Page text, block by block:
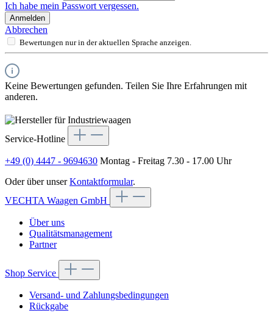
Ich habe mein Passwort vergessen.
Anmelden
Abbrechen
Bewertungen nur in der aktuellen Sprache anzeigen.
Keine Bewertungen gefunden. Teilen Sie Ihre Erfahrungen mit
anderen.
Service-Hotline
+49 (0) 4447 - 9694630 Montag - Freitag 7.30 - 17.00 Uhr
Oder über unserKontaktformular.
VECHTA Waagen GmbH
Über uns
Qualitätsmanagement
Partner
Shop Service
Versand- und Zahlungsbedingungen
Rückgabe